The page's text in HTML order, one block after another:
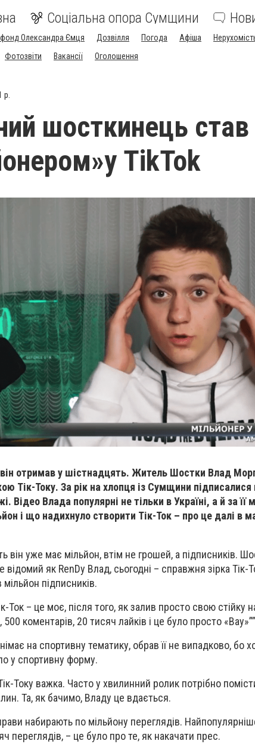
Соціальна опора Сумщини
фонд Олександра Ємця Дозвілля Погода Афіша
Фотозвіти Вакансії Оголошення
р.
шосткинець став
ТikTok
отримав у шістнадцять. Житель Шостки Влад
Тік-Току. За рік на хлопця із Сумщини підписалися
Відео Влада популярні не тільки в Україні, а й за
і що надихнуло створити Тік-Ток – про це далі в
він уже має мільйон, втім не грошей, а підписників.
відомий як RenDy Влад, сьогодні – справжня зірка Тік-
підписників.
Ток – це моє, після того, як залив просто свою стійку
коментарів, 20 тисяч лайків і це було просто
на спортивну тематику, обрав її не випадково, бо
у спортивну форму.
Току важка. Часто у хвилинний ролик потрібно
Та, як бачимо, Владу це вдається.
набирають по мільйону переглядів.
переглядів, – це було про те, як накачати прес.